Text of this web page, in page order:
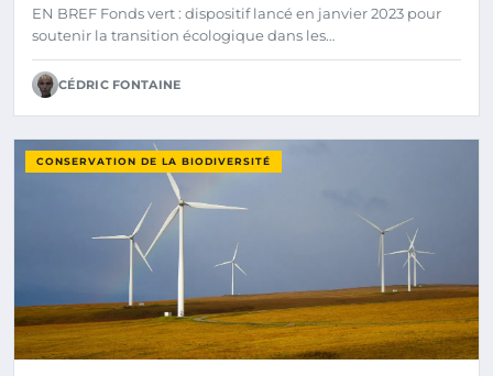
EN BREF Fonds vert : dispositif lancé en janvier 2023 pour
soutenir la transition écologique dans les…
CÉDRIC FONTAINE
CONSERVATION DE LA BIODIVERSITÉ